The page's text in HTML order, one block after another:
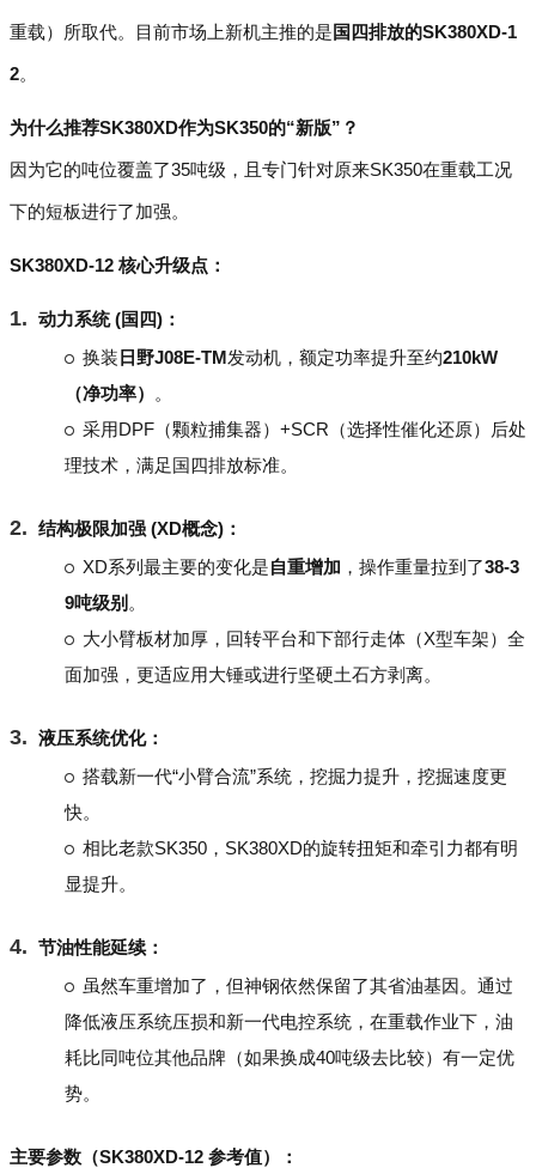
重载）所取代。目前市场上新机主推的是国四排放的SK380XD-1
2。
为什么推荐SK380XD作为SK350的“新版”？
因为它的吨位覆盖了35吨级，且专门针对原来SK350在重载工况
下的短板进行了加强。
SK380XD-12 核心升级点：
动力系统 (国四)：
换装 日野J08E-TM发动机，额定功率提升至约210kW
（净功率）
。
采用DPF（颗粒捕集器）+SCR（选择性催化还原）后处
理技术，满足国四排放标准。
结构极限加强 (XD概念)：
XD系列最主要的变化是自重增加 ，操作重量拉到了38-3
9吨级别 。
大小臂板材加厚，回转平台和下部行走体（X型车架）全
面加强，更适应用大锤或进行坚硬土石方剥离。
液压系统优化：
搭载新一代“小臂合流”系统，挖掘力提升，挖掘速度更
快。
相比老款SK350，SK380XD的旋转扭矩和牵引力都有明
显提升。
节油性能延续：
虽然车重增加了，但神钢依然保留了其省油基因。通过
降低液压系统压损和新一代电控系统，在重载作业下，油
耗比同吨位其他品牌（如果换成40吨级去比较）有一定优
势。
主要参数（SK380XD-12 参考值）：